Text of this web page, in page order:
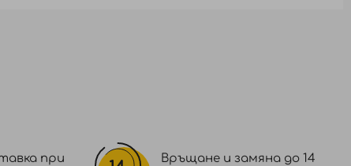
при
Връщане и замяна до 14